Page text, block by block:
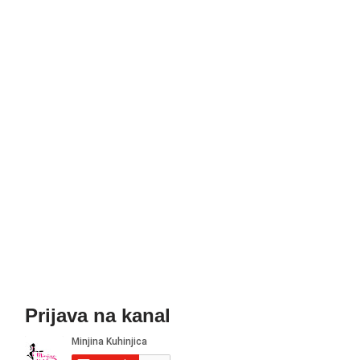
Prijava na kanal